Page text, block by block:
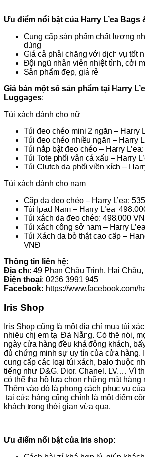
Ưu điểm nổi bật của Harry L’ea Bags
Cung cấp sản phẩm chất lượng
dùng
Giá cả phải chăng với dịch vụ tốt
Đội ngũ nhân viên nhiệt tình, cởi
Sản phẩm đẹp, giá rẻ
Giá bán một số sản phẩm tại Harry
Luggages:
Túi xách dành cho nữ
Túi đeo chéo mini 2 ngăn – Harry
Túi đeo chéo nhiều ngăn – Harry
Túi nắp bật đeo chéo – Harry
Túi Tote phối vân cá xấu – Harry
Túi Clutch da phối viền xích –
Túi xách dành cho nam
Cặp da đeo chéo – Harry L’ea:
Túi Ipad Nam – Harry L’ea:
Túi xách da đeo chéo: 498.000
Túi xách công sở nam – Harry
Túi Xách da bò thật cao cấp –
VNĐ
Thông tin liên hệ:
Địa chỉ: 49 Phan Châu Trinh, Hải
Điện thoại: 0236 3991 945
Facebook: https://www.facebook.com/
Iris Shop
Iris Shop cũng là một địa chỉ mua túi
nhiều chị em tại Đà Nẵng. Có thể nói,
ngày cửa hàng đều khá đông khách,
đủ chứng minh sự uy tín của cửa hàng.
cung cấp các loại túi xách, balo thuộc
tiếng như D&G, Dior, Chanel, LV,… Vì
có thể tha hồ lựa chọn những mặt hàng
Thêm vào đó là phong cách phục vụ
tại cửa hàng cũng chính là một điểm
khách trong thời gian vừa qua.
Ưu điểm nổi bật của Iris shop: